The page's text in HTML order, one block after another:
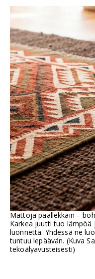
Mattoja päällekkäin –
Karkea juutti tuo lämpöä
luonnetta. Yhdessä ne
tuntuu lepäävän. (Kuva
tekoälyavusteisesti)